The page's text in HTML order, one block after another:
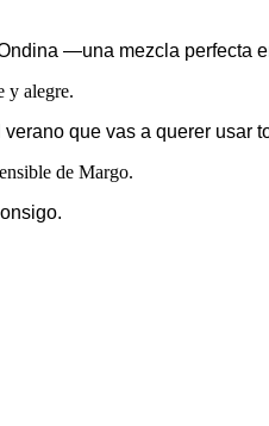
—una mezcla perfecta
y alegre.
que vas a querer usar
de Margo.